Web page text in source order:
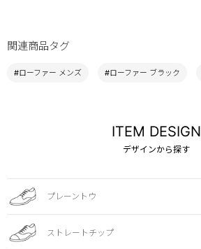
関連商品タグ
#ローファー メンズ #ローファー ブラック
ITEM DESIGN
デザインから探す
プレーントウ
ストレートチップ